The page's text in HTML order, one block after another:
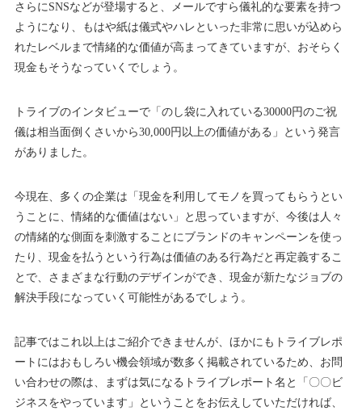
さらにSNSなどが登場すると、メールですら儀礼的な要素を持つ
ようになり、もはや紙は儀式やハレといった非常に思いが込めら
れたレベルまで情緒的な価値が高まってきていますが、おそらく
現金もそうなっていくでしょう。
トライブのインタビューで「のし袋に入れている30000円のご祝
儀は相当面倒くさいから30,000円以上の価値がある」という発言
がありました。
今現在、多くの企業は「現金を利用してモノを買ってもらうとい
うことに、情緒的な価値はない」と思っていますが、今後は人々
の情緒的な側面を刺激することにブランドのキャンペーンを使っ
たり、現金を払うという行為は価値のある行為だと再定義するこ
とで、さまざまな行動のデザインができ、現金が新たなジョブの
解決手段になっていく可能性があるでしょう。
記事ではこれ以上はご紹介できませんが、ほかにもトライブレポ
ートにはおもしろい機会領域が数多く掲載されているため、お問
い合わせの際は、まずは気になるトライブレポート名と「〇〇ビ
ジネスをやっています」ということをお伝えしていただければ、